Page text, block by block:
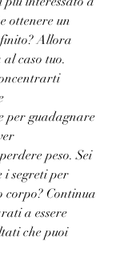
ottenere un
Allora
caso tuo.
per guadagnare
peso. Sei
i segreti per
Continua
a essere
che puoi